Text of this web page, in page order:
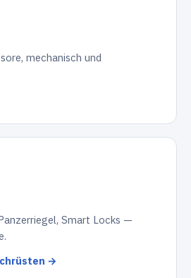
mechanisch und
Smart Locks —
→